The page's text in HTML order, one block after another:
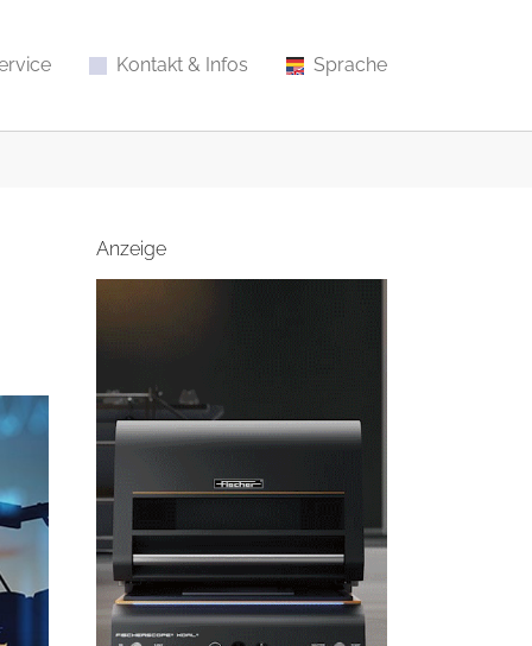
Kontakt & Infos Sprache
Anzeige